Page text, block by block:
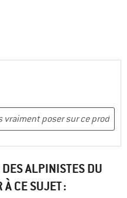
ALPINISTES DU
CE SUJET :